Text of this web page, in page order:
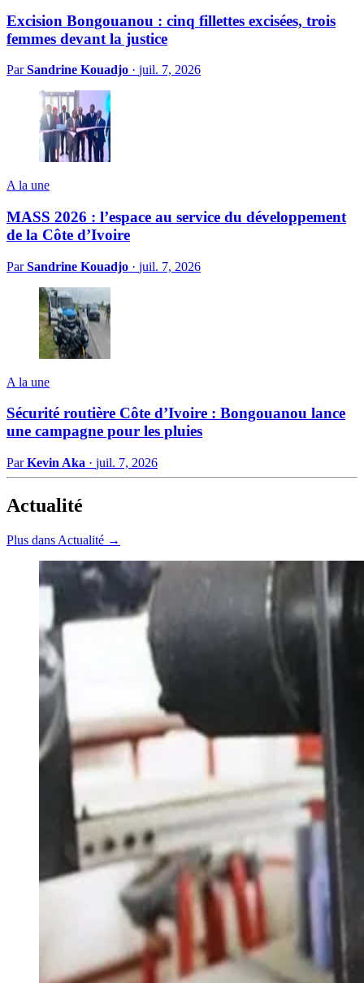
Excision Bongouanou : cinq fillettes excisées, trois
femmes devant la justice
ParSandrine Kouadjo · juil. 7, 2026
A la une
MASS 2026 : l’espace au service du développement
de la Côte d’Ivoire
ParSandrine Kouadjo · juil. 7, 2026
A la une
Sécurité routière Côte d’Ivoire : Bongouanou lance
une campagne pour les pluies
ParKevin Aka · juil. 7, 2026
Actualité
Plus dans Actualité →